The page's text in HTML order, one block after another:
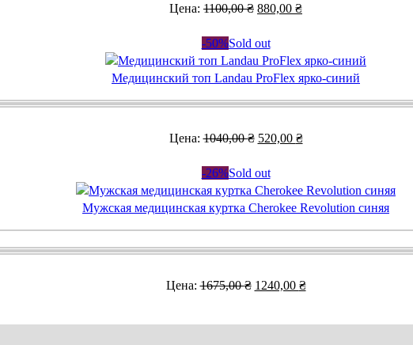
Цена: 1100,00₴ Первоначальная
составляла
1100,00 ₴.
880,00 ₴Текущая
-50%Sold out
Медицинский топ Landau ProFlex ярко-синий
Цена: 1040,00₴ Первоначальная
составляла
1040,00 ₴.
520,00 ₴Текущая
-26%Sold out
Мужская медицинская куртка Cherokee Revolution синяя
Цена: 1675,00₴ Первоначальная
1240,00 ₴Текущая